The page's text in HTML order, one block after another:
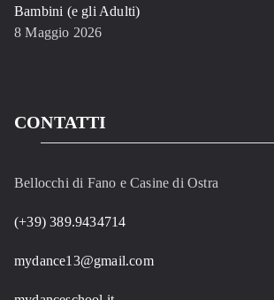
Bambini (e gli Adulti)
8 Maggio 2026
CONTATTI
Bellocchi di Fano e Casine di Ostra
(+39) 389.9434714
mydance13@gmail.com